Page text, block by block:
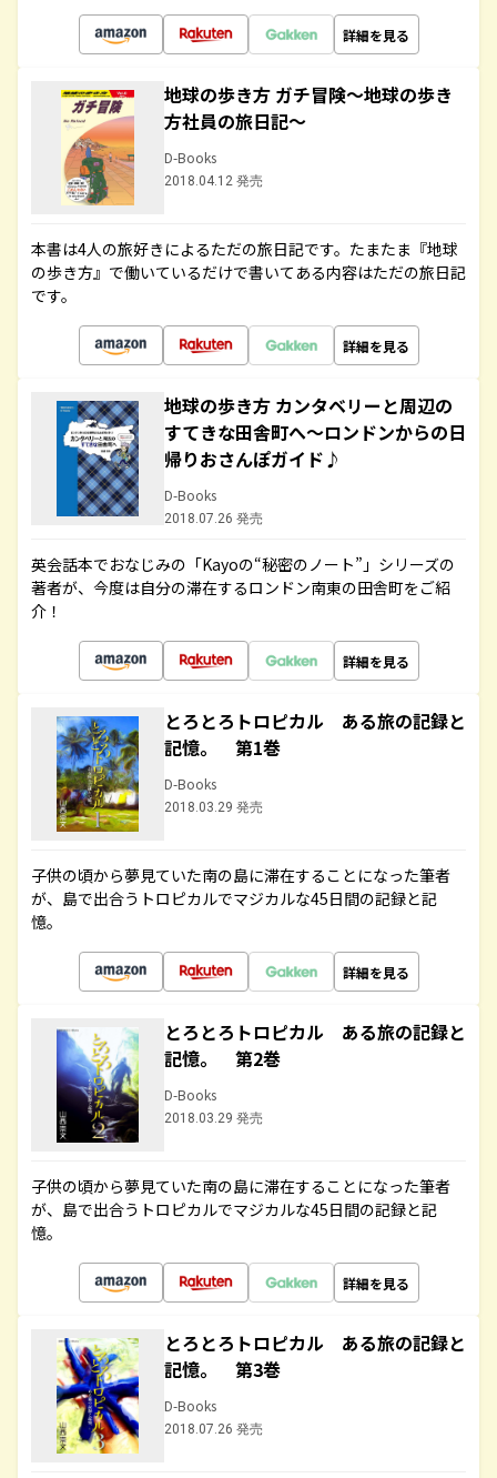
詳細を見る
地球の歩き方 ガチ冒険～地球の歩き
方社員の旅日記～
D-Books
2018.04.12 発売
本書は4人の旅好きによるただの旅日記です。たまたま『地球
の歩き方』で働いているだけで書いてある内容はただの旅日記
です。
詳細を見る
地球の歩き方 カンタベリーと周辺の
すてきな田舎町へ～ロンドンからの日
帰りおさんぽガイド♪
D-Books
2018.07.26 発売
英会話本でおなじみの「Kayoの“秘密のノート”」シリーズの
著者が、今度は自分の滞在するロンドン南東の田舎町をご紹
介！
詳細を見る
とろとろトロピカル ある旅の記録と
記憶。 第1巻
D-Books
2018.03.29 発売
子供の頃から夢見ていた南の島に滞在することになった筆者
が、島で出合うトロピカルでマジカルな45日間の記録と記
憶。
詳細を見る
とろとろトロピカル ある旅の記録と
記憶。 第2巻
D-Books
2018.03.29 発売
子供の頃から夢見ていた南の島に滞在することになった筆者
が、島で出合うトロピカルでマジカルな45日間の記録と記
憶。
詳細を見る
とろとろトロピカル ある旅の記録と
記憶。 第3巻
D-Books
2018.07.26 発売